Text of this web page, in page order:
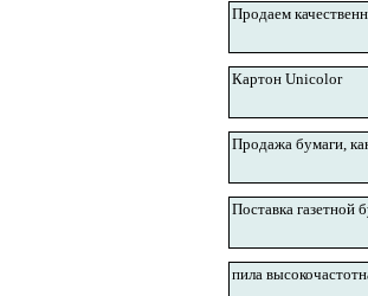
Продаем
Картон Unicolor
Продажа бумаги,
Поставка газетной
пила